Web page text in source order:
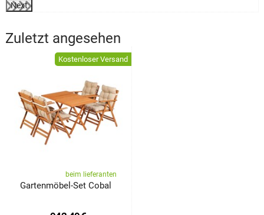
Next
Zuletzt angesehen
Kostenloser Versand
beim lieferanten
Gartenmöbel-Set Cobal